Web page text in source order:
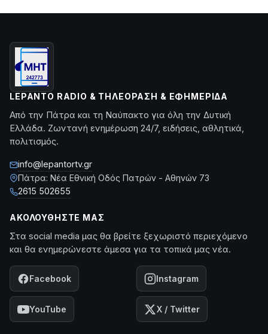
LEPANTO RADIO & ΤΗΛΕΌΡΑΣΗ & ΕΦΗΜΕΡΊΔΑ
Από την Πάτρα και τη Ναύπακτο για όλη την Δυτική
Ελλάδα. Ζωντανή ενημέρωση 24/7, ειδήσεις, αθλητικά,
πολιτισμός.
info@lepantortv.gr
Πάτρα: Νέα Εθνική Οδός Πατρών - Αθηνών 73
2615 502655
ΑΚΟΛΟΥΘΉΣΤΕ ΜΑΣ
Στα social media μας θα βρείτε ξεχωριστό περιεχόμενο
και θα ενημερώνεστε άμεσα για τα τοπικά μας νέα.
Facebook Instagram
YouTube X / Twitter